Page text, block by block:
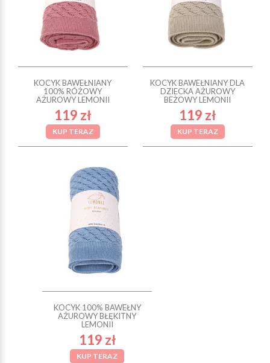
KOCYK BAWEŁNIANY
100% RÓŻOWY
AŻUROWY LEMONII
119 zł
KUP TERAZ
KOCYK BAWEŁNIANY DLA
DZIECKA AŻUROWY
BEŻOWY LEMONII
119 zł
KUP TERAZ
KOCYK 100% BAWEŁNY
AŻUROWY BŁĘKITNY
LEMONII
119 zł
KUP TERAZ